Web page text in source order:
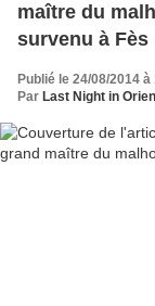
maître du
survenu à Fès
Publié le 24/08/2014 à
Par Last Night in Orien